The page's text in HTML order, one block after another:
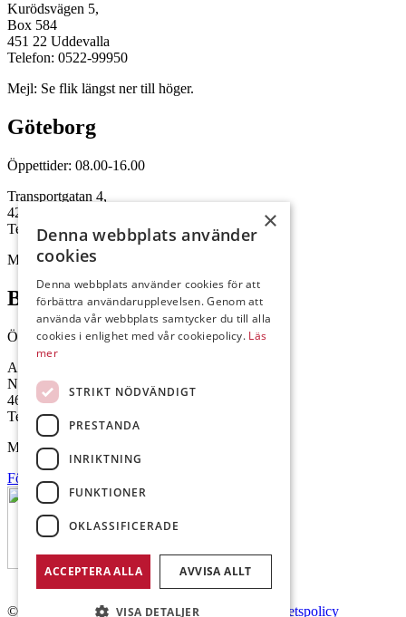
Kurödsvägen 5,
Box 584
451 22 Uddevalla
Telefon: 0522-99950
Mejl: Se flik längst ner till höger.
Göteborg
Öppettider: 08.00-16.00
Transportgatan 4,
422 46 Hisings Backa
Telefon: 0708-115352
Mejl: Se flik längst ner till höger.
Brålanda
Öppettider: 07:00-16:00
Andrésen Maskin i Brålanda AB
Nuntorp 301
464 64 Brålanda
Telefon: 0521-57 57 30
Mejl: Se flik längst ner till höger.
Följ oss på Facebook
© Copyright 2026 Andrésen Maskin AB. Integritetspolicy
×
Denna webbplats använder
cookies
Denna webbplats använder cookies för att
förbättra användarupplevelsen. Genom att
använda vår webbplats samtycker du till alla
cookies i enlighet med vår cookiepolicy. Läs
mer
STRIKT NÖDVÄNDIGT
PRESTANDA
INRIKTNING
FUNKTIONER
OKLASSIFICERADE
ACCEPTERA ALLA AVVISA ALLT
VISA DETALJER